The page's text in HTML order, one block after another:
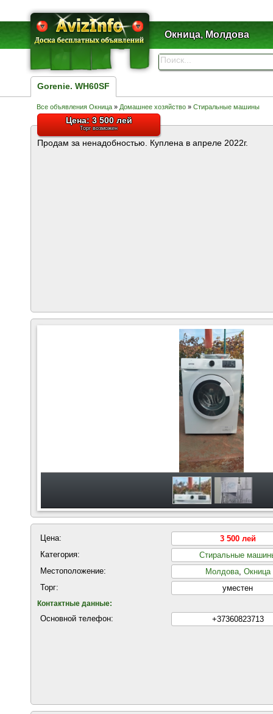
Окница, Молдова
Goreniе. WH60SF
Все объявления Окница » Домашнее хозяйство » Стиральные машины
Цена: 3 500 лей
Торг возможен
Продам за ненадобностью. Куплена в апреле 2022г.
Цена:
3 500 лей
Категория:
Стиральные
Местоположение:
Молдова, Окница
Торг:
уместен
Контактные данные:
Основной телефон: +37360823713